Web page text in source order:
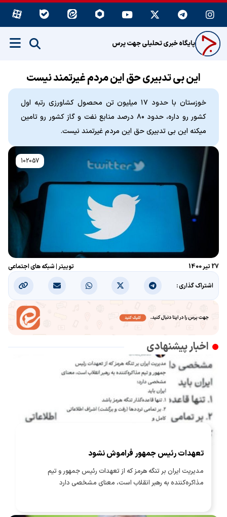
پایگاه خبری تحلیلی جهت پرس
این بی تدبیری حق این مردم غیرتمند نیست
خوزستان با حدود ۱۷ میلیون تن محصول کشاورزی رتبه اول
کشور رو داره، حدود ۸۰ درصد منابع نفت و گاز کشور رو تامین
میکنه این بی تدبیری حق این مردم غیرتمند نیست.
102057
27 تیر 1400 توییتر| شبکه های اجتماعی
اشتراک گذاری :
اخبار پیشنهادی
تعهدات رئیس جمهور فراموش نشود
مدیریت ایران بر تنگه هرمز که از تعهدات رئیس جمهور و تیم
مذاکره‌کننده به رهبر انقلاب است، معنای مشخصی دارد